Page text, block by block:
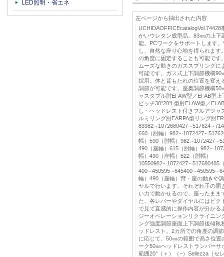
左ページから抽出された内容
かいウレタン成型品。83㎜の上下
能。PCワークをサポートします
し、自然な座り心地を得られま
の角度に固定することも可能です
ムーズな動きのガススプリング
可能です。ガス式上下調節機構
採用。体と背もたれの位置を変え
調節が可能です。座奥調節機構
ャスタブル肘EFAW型／EFAB型
ピッチ30°20°L型肘ELAW型／
し・ヘッドレスト付きフルアジャ
ルミリング肘EARPA型リング肘
660（肘幅）
幅）590（肘幅）
490（座幅）615（肘幅）
幅）490（座幅）622（肘幅）
10550982∼1072427∼517680485
幅）490（座幅）背・座の動きや
ヤルで行います。それぞれ手の届
い力で動かせるので、座ったまま
た、各レバーやダイヤルにはピク
で見て直感的に操作内容が分かる
ジーオペレーションリクライニン
ング強度調節座面上下調節後傾執
ッドレスト。2カ所での角度の調
に応じて、50㎜の範囲で高さ位
ーク50㎜ヘッドレストランバーサ
範囲20°（＋）（−）Sellezza［セ
LED照明・省エネ